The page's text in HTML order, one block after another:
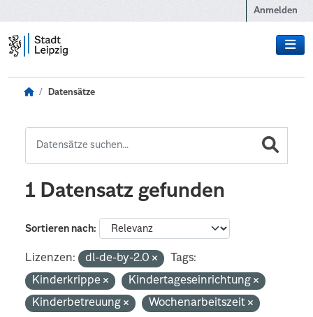
Anmelden
Datensätze
1 Datensatz gefunden
Sortieren nach
Lizenzen: dl-de-by-2.0
Tags:
Kinderkrippe
Kindertageseinrichtung
Kinderbetreuung
Wochenarbeitszeit